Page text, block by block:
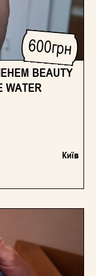
600грн
BEAUTY
WATER
Київ